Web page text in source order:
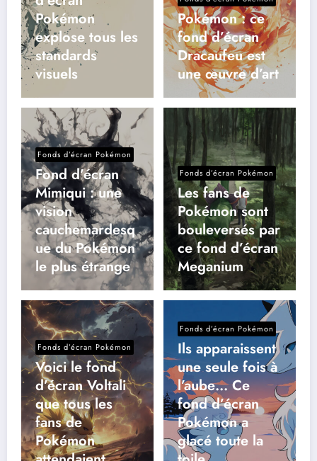
Pokémon
explose tous les
standards
visuels
Pokémon : ce
fond d’écran
Dracaufeu est
une œuvre d’art
Fonds d’écran Pokémon
Fond d’écran
Mimiqui : une
vision
cauchemardesq
ue du Pokémon
le plus étrange
Fonds d’écran Pokémon
Les fans de
Pokémon sont
bouleversés par
ce fond d’écran
Meganium
Fonds d’écran Pokémon
Voici le fond
d’écran Voltali
que tous les
fans de
Pokémon
Fonds d’écran Pokémon
Ils apparaissent
une seule fois à
l’aube… Ce
fond d’écran
Pokémon a
glacé toute la